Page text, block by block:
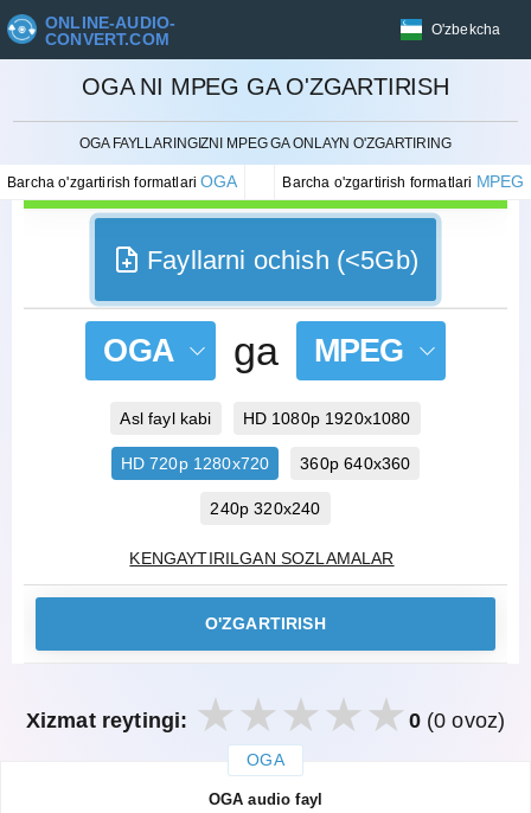
ONLINE-AUDIO-
CONVERT.COM
O'zbekcha
OGA NI MPEG GA O'ZGARTIRISH
OGA FAYLLARINGIZNI MPEG GA ONLAYN O'ZGARTIRING
Barcha o'zgartirish formatlariOGA Barcha o'zgartirish formatlari MPEG
BEKOR QILISH
Fayllarni ochish (<5Gb)
OGA ga MPEG
Asl fayl kabi HD 1080p 1920x1080
HD 720p 1280x720 360p 640x360
240p 320x240
KENGAYTIRILGAN SOZLAMALAR
O'ZGARTIRISH
Xizmat reytingi: 0(0 ovoz)
OGA
OGA audio fayl